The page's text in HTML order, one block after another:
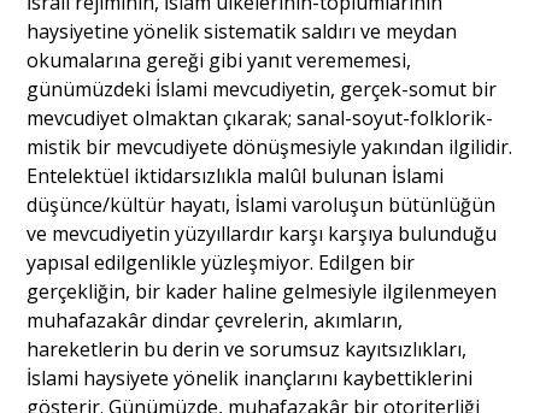
haysiyetine yönelik sistematik saldırı ve meydan
okumalarına gereği gibi yanıt verememesi,
günümüzdeki İslami mevcudiyetin, gerçek-somut bir
mevcudiyet olmaktan çıkarak; sanal-soyut-folklorik-
mistik bir mevcudiyete dönüşmesiyle yakından ilgilidir.
Entelektüel iktidarsızlıkla malûl bulunan İslami
düşünce/kültür hayatı, İslami varoluşun bütünlüğün
ve mevcudiyetin yüzyıllardır karşı karşıya bulunduğu
yapısal edilgenlikle yüzleşmiyor. Edilgen bir
gerçekliğin, bir kader haline gelmesiyle ilgilenmeyen
muhafazakâr dindar çevrelerin, akımların,
hareketlerin bu derin ve sorumsuz kayıtsızlıkları,
İslami haysiyete yönelik inançlarını kaybettiklerini
gösterir. Günümüzde, muhafazakâr bir otoriterliği